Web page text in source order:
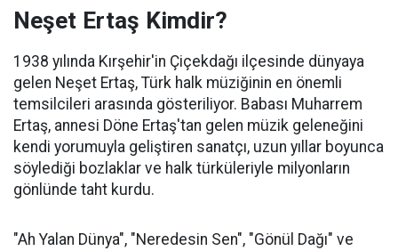
Neşet Ertaş Kimdir?
1938 yılında Kırşehir'in Çiçekdağı ilçesinde dünyaya
gelen Neşet Ertaş, Türk halk müziğinin en önemli
temsilcileri arasında gösteriliyor. Babası Muharrem
Ertaş, annesi Döne Ertaş'tan gelen müzik geleneğini
kendi yorumuyla geliştiren sanatçı, uzun yıllar boyunca
söylediği bozlaklar ve halk türküleriyle milyonların
gönlünde taht kurdu.
"Ah Yalan Dünya", "Neredesin Sen", "Gönül Dağı" ve